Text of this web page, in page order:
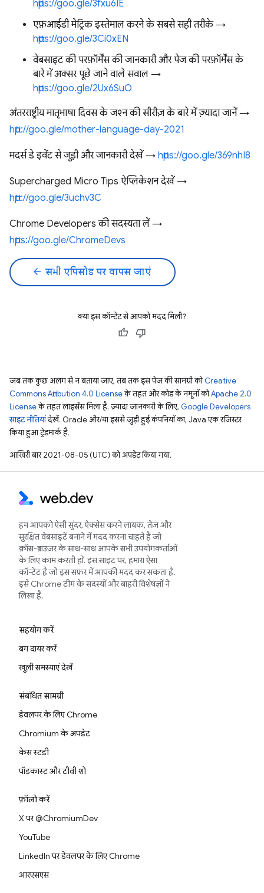
https://goo.gle/3fxu6IE
एफ़आईडी मेट्रिक इस्तेमाल करने के सबसे सही तरीके →
https://goo.gle/3Ci0xEN
वेबसाइट की परफ़ॉर्मेंस की जानकारी और पेज की परफ़ॉर्मेंस के
बारे में अक्सर पूछे जाने वाले सवाल →
https://goo.gle/2Ux6SuO
अंतरराष्ट्रीय मातृभाषा दिवस के जश्न की सीरीज़ के बारे में ज़्यादा जानें →
http://goo.gle/mother-language-day-2021
मदर्स डे इवेंट से जुड़ी और जानकारी देखें → https://goo.gle/369nhI8
Supercharged Micro Tips ऐप्लिकेशन देखें →
http://goo.gle/3uchv3C
Chrome Developers की सदस्यता लें →
https://goo.gle/ChromeDevs
arrow_back सभी एपिसोड पर वापस जाएं
क्या इस कॉन्टेंट से आपको मदद मिली?
जब तक कुछ अलग से न बताया जाए, तब तक इस पेज की सामग्री कोCreative
Commons Attribution 4.0 Licenseके तहत और कोड के नमूनों कोApache 2.0
Licenseके तहत लाइसेंस मिला है. ज़्यादा जानकारी के लिए, Google Developers
साइट नीतियांदेखें. Oracle और/या इससे जुड़ी हुई कंपनियों का, Java एक रजिस्टर
किया हुआ ट्रेडमार्क है.
आखिरी बार 2021-08-05 (UTC) को अपडेट किया गया.
हम आपको ऐसी सुंदर, ऐक्सेस करने लायक, तेज़ और
सुरक्षित वेबसाइटें बनाने में मदद करना चाहते हैं जो
क्रॉस-ब्राउज़र के साथ-साथ आपके सभी उपयोगकर्ताओं
के लिए काम करती हों. इस साइट पर, हमारा ऐसा
कॉन्टेंट है जो इस सफ़र में आपकी मदद कर सकता है.
इसे Chrome टीम के सदस्यों और बाहरी विशेषज्ञों ने
लिखा है.
सहयोग करें
बग दायर करें
खुली समस्याएं देखें
संबंधित सामग्री
डेवलपर के लिए Chrome
Chromium के अपडेट
केस स्टडी
पॉडकास्ट और टीवी शो
फ़ॉलो करें
X पर @ChromiumDev
YouTube
LinkedIn पर डेवलपर के लिए Chrome
आरएसएस